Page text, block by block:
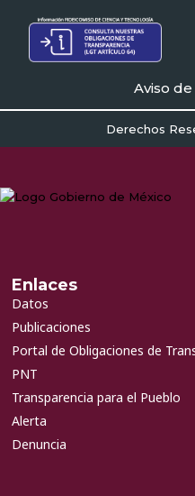
Aviso
Derechos
Enlaces
Datos
Publicaciones
Portal de Obligaciones de
PNT
Transparencia para el Pueblo
Alerta
Denuncia